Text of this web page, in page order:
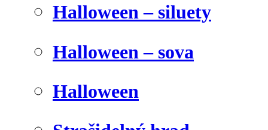
Halloween – siluety
Halloween – sova
Halloween